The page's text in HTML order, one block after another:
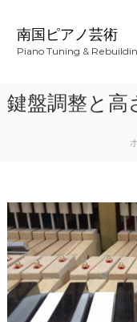
ス
南国ピアノ芸術
Piano Tuning &
鍵盤調整と高